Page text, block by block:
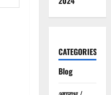
CATEGORIES
Blog